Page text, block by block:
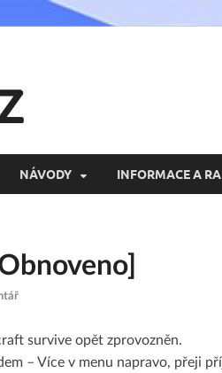
NÁVODY INFORMACE A
survive opět zprovozněn.
– Více v menu napravo, přeji